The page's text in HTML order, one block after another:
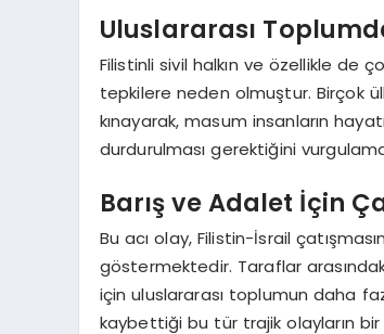
Uluslararası
Filistinli sivil halkın ve özellikle de
tepkilere neden olmuştur. Birçok
kınayarak, masum insanların
durdurulması gerektiğini
Barış ve Adalet İçin
Bu acı olay, Filistin-İsrail
göstermektedir. Taraflar
için uluslararası toplumun daha
kaybettiği bu tür trajik olayların